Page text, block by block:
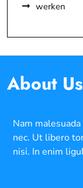
werken
About Us
Nam
nec. Ut libero
nisi. In enim